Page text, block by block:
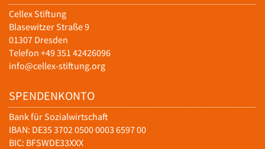
Cellex Stiftung
Blasewitzer Straße 9
01307 Dresden
Telefon +49 351 42426096
info@cellex-stiftung.org
SPENDENKONTO
Bank für Sozialwirtschaft
IBAN: DE35 3702 0500 0003 6597 00
BIC: BFSWDE33XXX